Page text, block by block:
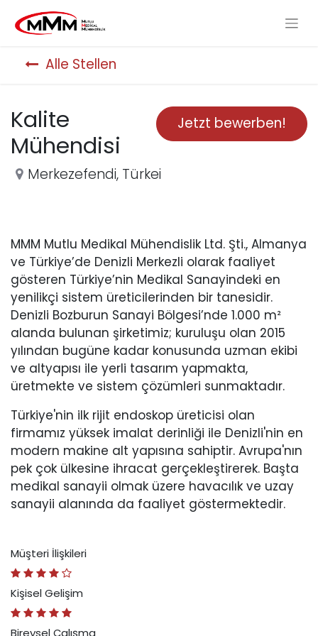
Alle Stellen
Jetzt bewerben!
Kalite
Mühendisi
Merkezefendi, Türkei
MMM Mutlu Medikal Mühendislik Ltd. Şti., Almanya
ve Türkiye’de Denizli Merkezli olarak faaliyet
gösteren Türkiye’nin Medikal Sanayindeki en
yenilikçi sistem üreticilerinden bir tanesidir.
Denizli Bozburun Sanayi Bölgesi’nde 1.000 m²
alanda bulunan şirketimiz; kuruluşu olan 2015
yılından bugüne kadar konusunda uzman ekibi
ve altyapısı ile yerli tasarım yapmakta,
üretmekte ve sistem çözümleri sunmaktadır.
Türkiye'nin ilk rijit endoskop üreticisi olan
firmamız yüksek imalat derinliği ile Denizli'nin en
modern makine alt yapısına sahiptir. Avrupa'nın
pek çok ülkesine ihracat gerçekleştirerek. Başta
medikal sanayii olmak üzere havacılık ve uzay
sanayii alanında da faaliyet göstermektedir.
Müşteri İlişkileri
Kişisel Gelişim
Bireysel Çalışma